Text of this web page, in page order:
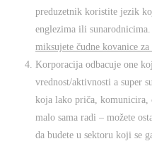
preduzetnik koristite jezik
englezima ili
miksujete čudne kovanice
Korporacija odbacuje one
vrednost/aktivnosti a super
koja lako priča, komunicira,
malo sama radi – možete
da budete u sektoru koji se